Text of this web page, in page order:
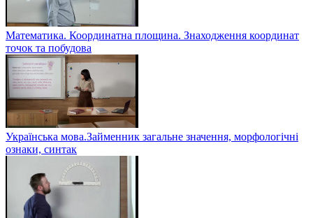
Математика. Координатна площина. Знаходження координат
точок та побудова
Українська мова.Займенник загальне значення, морфологічні
ознаки, синтак